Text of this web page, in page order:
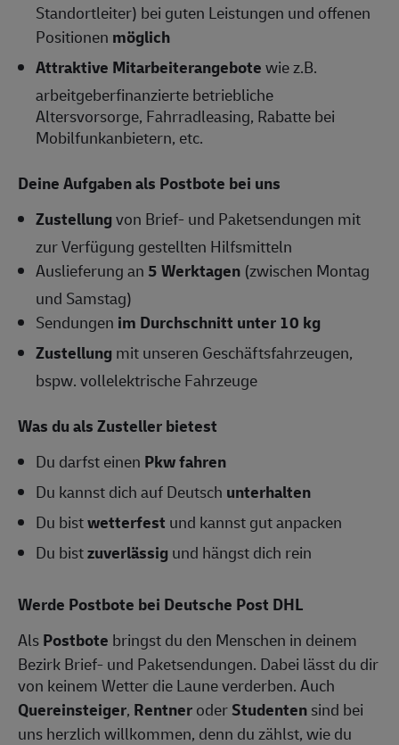
Standortleiter) bei guten Leistungen und offenen
Positionen möglich
Attraktive Mitarbeiterangebotewie z.B.
arbeitgeberfinanzierte betriebliche
Altersvorsorge, Fahrradleasing, Rabatte bei
Mobilfunkanbietern, etc.
Deine Aufgaben als Postbote bei uns
Zustellungvon Brief- und Paketsendungen mit
zur Verfügung gestellten Hilfsmitteln
Auslieferung an5 Werktagen (zwischen Montag
und Samstag)
Sendungen im Durchschnitt unter 10 kg
Zustellungmit unseren Geschäftsfahrzeugen,
bspw. vollelektrische Fahrzeuge
Was du als Zusteller bietest
Du darfst einen Pkw fahren
Du kannst dich auf Deutsch unterhalten
Du bistwetterfest und kannst gut anpacken
Du bistzuverlässigund hängst dich rein
Werde Postbote bei Deutsche Post DHL
AlsPostbote bringst du den Menschen in deinem
Bezirk Brief- und Paketsendungen. Dabei lässt du dir
von keinem Wetter die Laune verderben. Auch
Quereinsteiger, RentneroderStudentensind bei
uns herzlich willkommen, denn du zählst, wie du